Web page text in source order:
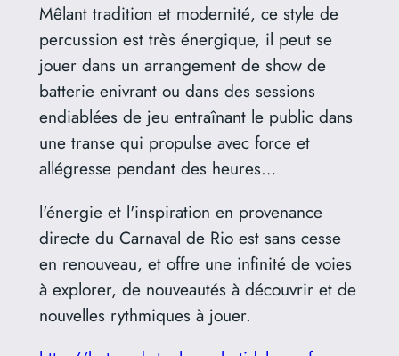
Mêlant tradition et modernité, ce style de
percussion est très énergique, il peut se
jouer dans un arrangement de show de
batterie enivrant ou dans des sessions
endiablées de jeu entraînant le public dans
une transe qui propulse avec force et
allégresse pendant des heures…
l'énergie et l'inspiration en provenance
directe du Carnaval de Rio est sans cesse
en renouveau, et offre une infinité de voies
à explorer, de nouveautés à découvrir et de
nouvelles rythmiques à jouer.